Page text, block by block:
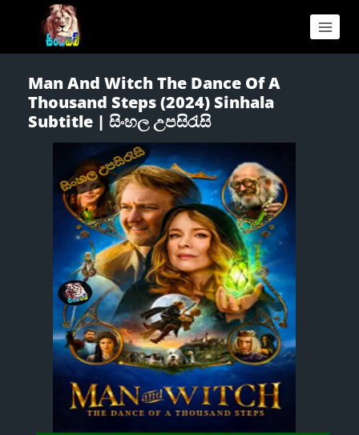
Man And Witch The Dance Of A
Thousand Steps (2024) Sinhala
Subtitle | සිංහල උපසිරැසි